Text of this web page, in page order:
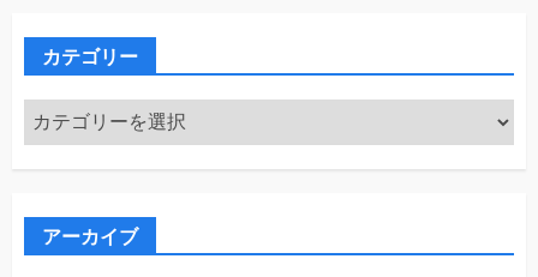
カテゴリー
カ
テ
ゴ
アーカイブ